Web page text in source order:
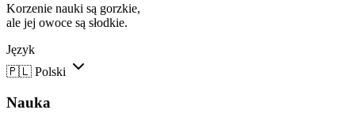
Korzenie nauki są gorzkie,
ale jej owoce są słodkie.
Język
🇵🇱 Polski
Nauka